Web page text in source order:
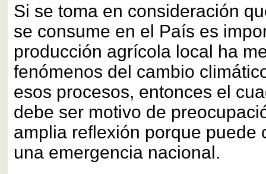
Si se toma en consideración
se consume en el País es
producción agrícola local ha
fenómenos del cambio
esos procesos, entonces el
debe ser motivo de
amplia reflexión porque puede
una emergencia nacional.